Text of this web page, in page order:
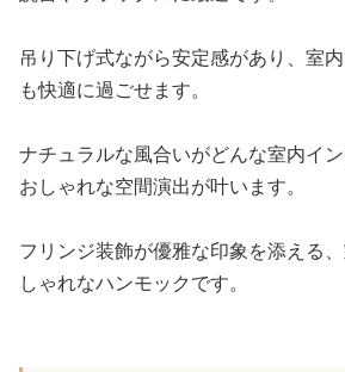
吊り下げ式ながら安定感があり、室
も快適に過ごせます。
ナチュラルな風合いがどんな室内イン
おしゃれな空間演出が叶います。
フリンジ装飾が優雅な印象を添える
しゃれなハンモックです。